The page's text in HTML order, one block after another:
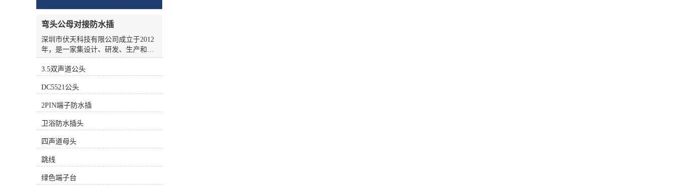
弯头公母对接防水插
深圳市伏天科技有限公司成立于2012
年，是一家集设计、研发、生产和销
售于一体的高新技术企业，我司深耕
于电池、智能家居、办公自动化设
浴、变频器等领域，专注生产各类电
池插头线、动力线、采集线、拖链
线、折弯线、跳线、电动车线束、汽
车线束等。公司厂房面积2000余平方
米，园林式的厂区。我司配备了目前
行业中较先进的集裁线-铆端-沾锡-插
壳于一体的高精全自动化设备、全自
动点胶机、全自动电脑碰焊机、成型
元、线序识别仪、拉力试验机等多种
3.5双声道公头
DC5521公头
2PIN端子防水插
卫浴防水插头
四声道母头
跳线
绿色端子台